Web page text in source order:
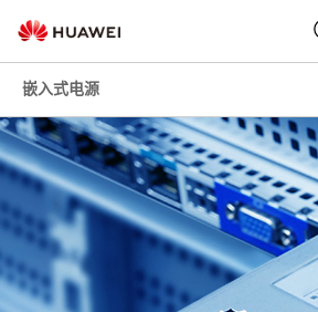
嵌入式电源